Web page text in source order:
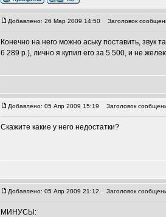
Добавлено: 26 Мар 2009 14:50 Заголовок
Конечно на него можно аську поставить, звук
6 289 р.), лично я купил его за 5 500, и не
Добавлено: 05 Апр 2009 15:19 Заголовок
Скажите какие у него недостатки?
Добавлено: 05 Апр 2009 21:12 Заголовок
МИНУСЫ: